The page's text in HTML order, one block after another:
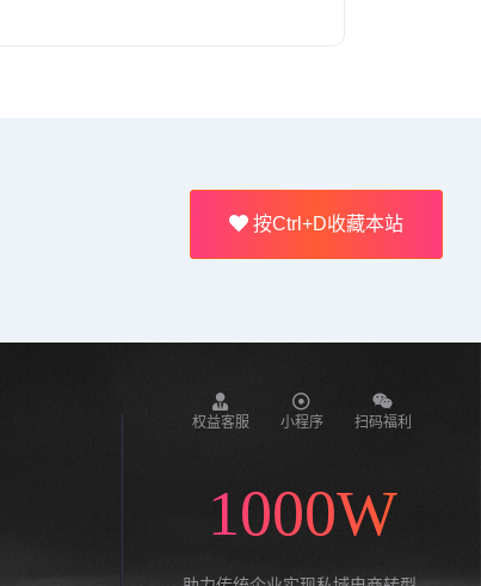
按Ctrl+D收藏本站
权益客服 小程序 扫码福利
1000W